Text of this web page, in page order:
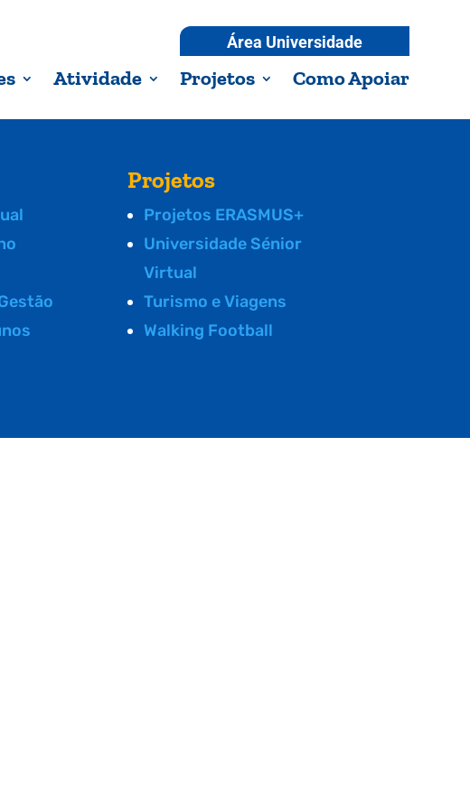
Área Universidade
Atividade Projetos Como Apoiar
Projetos
Projetos ERASMUS+
Universidade Sénior
Virtual
Turismo e Viagens
Walking Football